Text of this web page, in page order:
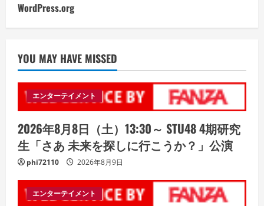
WordPress.org
YOU MAY HAVE MISSED
エンターテイメント
2026年8月8日（土）13:30～ STU48 4期研究
生「さあ 未来を探しに行こうか？」公演
phi72110 2026年8月9日
エンターテイメント